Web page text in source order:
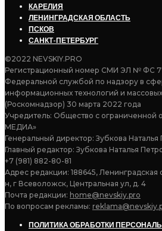
КАРЕЛИЯ
ЛЕНИНГРАДСКАЯ ОБЛАСТЬ
ПСКОВ
САНКТ-ПЕТЕРБУРГ
©2022 NEVSKIY.PRO
Регистрационный номер СМИ ЭЛ № ФС
Федеральной службой по надзору в
информационных технологий и
(Роскомнадзор) 30 марта 2022 года
Учредитель: Общество с ограниченной
МЕДИА»
Генеральный директор: Зубкова Наталья
Главный редактор: Зубкова Наталья
+7 (981) 882-80-81
Адрес редакции: 188645,
н, г Всеволожск, Центральная ул, д. 4
Почта редакции: home@nevskiy.pro
По вопросам рекламы:
ПОЛИТИКА ОБРАБОТКИ